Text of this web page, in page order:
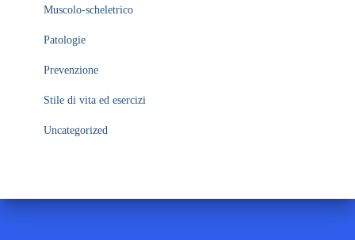
Muscolo-scheletrico
Patologie
Prevenzione
Stile di vita ed esercizi
Uncategorized